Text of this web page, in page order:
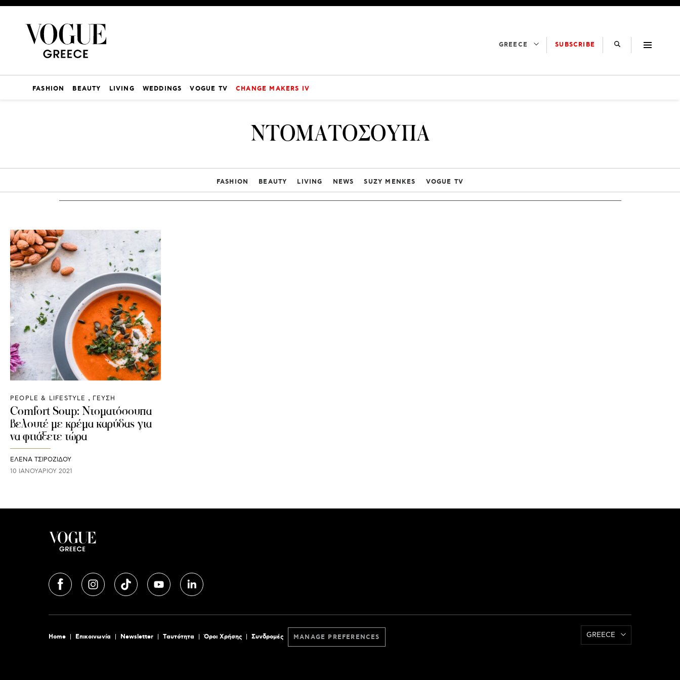
GREECE SUBSCRIBE
FASHION BEAUTY LIVING WEDDINGS VOGUE TV CHANGE MAKERS IV
ΝΤΟΜΑΤΟΣΟΥΠΑ
FASHION BEAUTY LIVING NEWS SUZY MENKES VOGUE TV
PEOPLE & LIFESTYLE ΓΕΥΣΗ
Comfort Soup: Ντοματόσουπα
βελουτέ με κρέμα καρύδας για
να φτιάξετε τώρα
ΈΛΕΝΑ ΤΣΙΡΟΖΊΔΟΥ
10 ΙΑΝΟΥΑΡΊΟΥ 2021
Home Επικοινωνία Newsletter Tαυτότητα Όροι Χρήσης Συνδρομές MANAGE PREFERENCES GREECE